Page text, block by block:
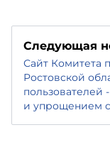
Следующая
Сайт Комитета
Ростовской
пользователей
и упрощением